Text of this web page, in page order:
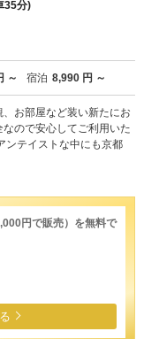
35分)
～ 宿泊 8,990 円 ～
お部屋など装い新たにお
ので安心してご利用いた
ンテイストな中にも京都
円で販売）を無料で